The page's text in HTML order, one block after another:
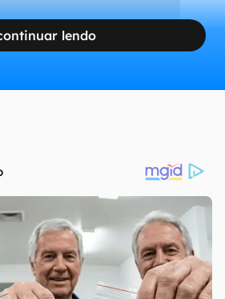
lendo